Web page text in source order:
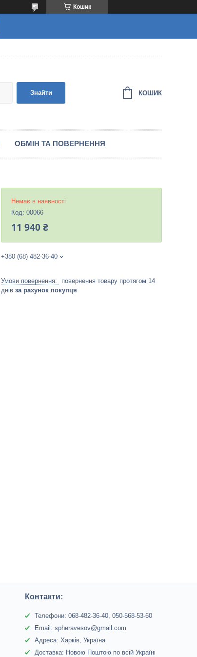
Кошик
Знайти КОШИК
ОБМІН ТА ПОВЕРНЕННЯ
Немає в наявності
Код: 00066
11 940 ₴
+380 (68) 482-36-40
повернення товару протягом 14
днів за рахунок покупця
Контакти:
Телефони: 068-482-36-40, 050-568-53-60
Email: spheravesov@gmail.com
Адреса: Харків, Україна
Доставка: Новою Поштою по всій Україні